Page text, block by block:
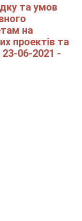
та умов
на
проектів та
23-06-2021 -